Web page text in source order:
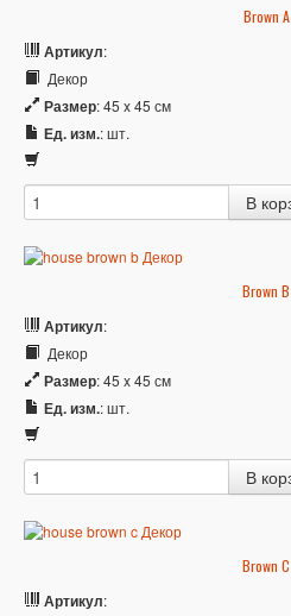
Brown A
Артикул:
Декор
Размер: 45 x 45 см
Ед. изм.: шт.
Brown B
Артикул:
Декор
Размер: 45 x 45 см
Ед. изм.: шт.
Brown C
Артикул: